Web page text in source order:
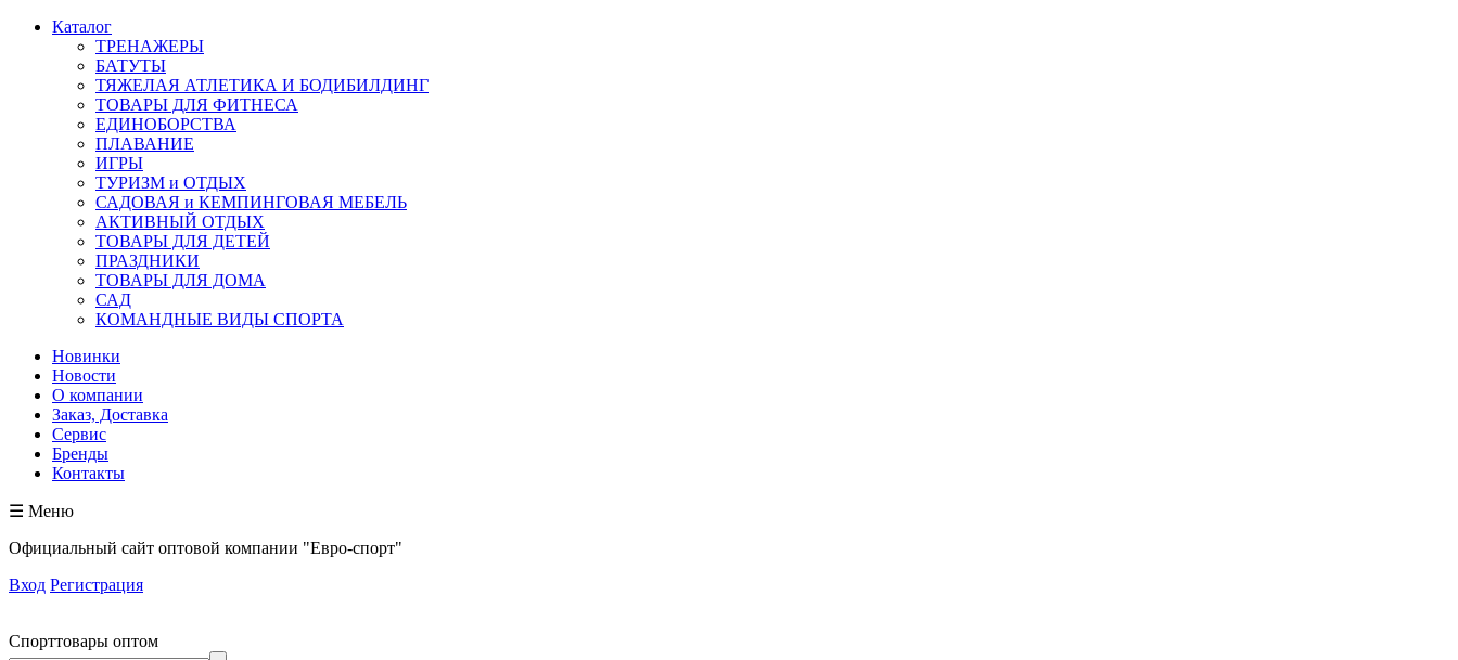
Каталог
ТРЕНАЖЕРЫ
БАТУТЫ
ТЯЖЕЛАЯ АТЛЕТИКА И БОДИБИЛДИНГ
ТОВАРЫ ДЛЯ ФИТНЕСА
ЕДИНОБОРСТВА
ПЛАВАНИЕ
ИГРЫ
ТУРИЗМ и ОТДЫХ
САДОВАЯ и КЕМПИНГОВАЯ МЕБЕЛЬ
АКТИВНЫЙ ОТДЫХ
ТОВАРЫ ДЛЯ ДЕТЕЙ
ПРАЗДНИКИ
ТОВАРЫ ДЛЯ ДОМА
САД
КОМАНДНЫЕ ВИДЫ СПОРТА
Новинки
Новости
О компании
Заказ, Доставка
Сервис
Бренды
Контакты
☰ Меню
Официальный сайт оптовой компании "Евро-спорт"
Вход Регистрация
Спорттовары оптом